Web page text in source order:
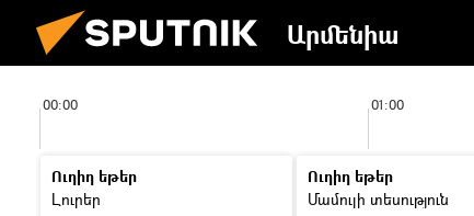
Արմենիա
00:00 01:00
Ուղիղ եթեր
Լուրեր
Ուղիղ եթեր
Մամուլի տեսություն